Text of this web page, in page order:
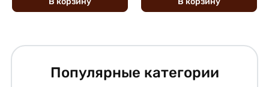
Популярные категории